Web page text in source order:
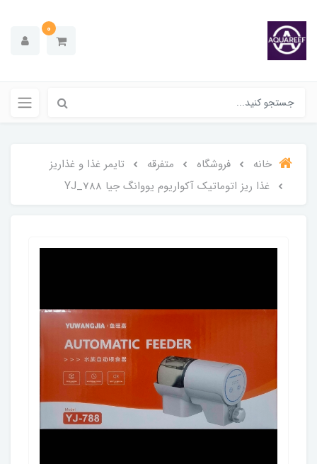
0
خانه فروشگاه متفرقه
تایمر غذا و غذاریز
غذا ریز اتوماتیک آکواریوم یووانگ جیا YJ_788